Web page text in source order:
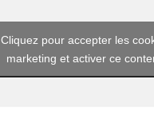
Cliquez pour accepter les
marketing et activer ce